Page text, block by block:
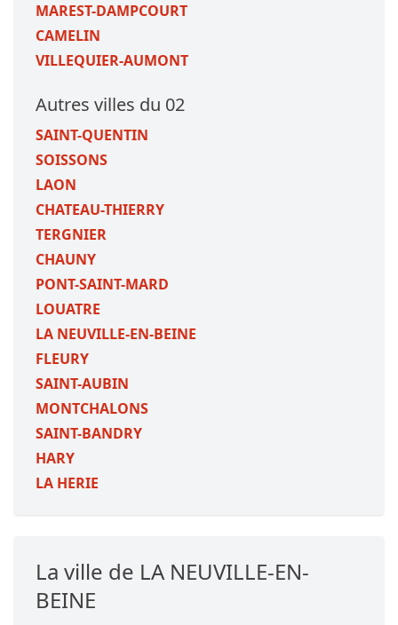
MAREST-DAMPCOURT
CAMELIN
VILLEQUIER-AUMONT
Autres villes du 02
SAINT-QUENTIN
SOISSONS
LAON
CHATEAU-THIERRY
TERGNIER
CHAUNY
PONT-SAINT-MARD
LOUATRE
LA NEUVILLE-EN-BEINE
FLEURY
SAINT-AUBIN
MONTCHALONS
SAINT-BANDRY
HARY
LA HERIE
La ville de LA NEUVILLE-EN-
BEINE